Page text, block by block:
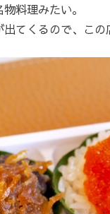
料理みたい。
てくるので、こ